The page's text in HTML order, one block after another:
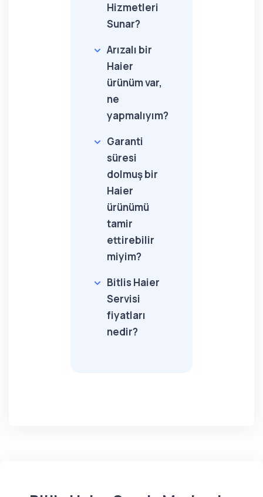
Hizmetleri
Sunar?
Arızalı bir
Haier
ürünüm var,
ne
yapmalıyım?
Garanti
süresi
dolmuş bir
Haier
ürünümü
tamir
ettirebilir
miyim?
Bitlis Haier
Servisi
fiyatları
nedir?